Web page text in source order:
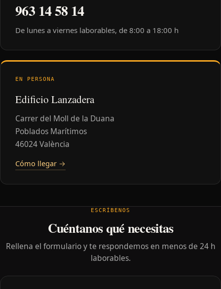
963 14 58 14
De lunes a viernes laborables, de 8:00 a 18:00 h
EN PERSONA
Edificio Lanzadera
Carrer del Moll de la Duana
Poblados Marítimos
46024 València
Cómo llegar →
ESCRÍBENOS
Cuéntanos qué necesitas
Rellena el formulario y te respondemos en menos de 24 h
laborables.